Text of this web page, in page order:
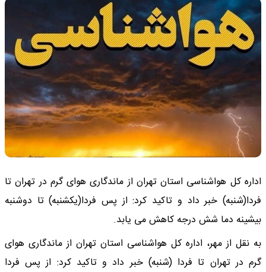
اداره کل هواشناسی استان تهران از ماندگاری هوای گرم در تهران تا
فردا(شنبه) خبر داد و تاکید کرد: از پس فردا(یکشنبه) تا دوشنبه
بیشینه دما شش درجه کاهش می یابد.
به نقل از مهر، اداره کل هواشناسی استان تهران از ماندگاری هوای
گرم در تهران تا فردا (شنبه) خبر داد و تاکید کرد: از پس فردا